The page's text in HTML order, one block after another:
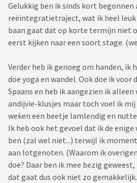
Gelukkig ben ik sinds kort begonnen
reëintegratietraject, wat ik heel leuk
baan gaat dat op korte termijn niet
eerst kijken naar een soort stage.
Verder heb ik genoeg om handen, ik
doe yoga en wandel. Ook doe ik voor
Spaans en heb ik aangezien ik
andijvie-klusjes maar toch voel ik mij
weken een beetje lamlendig en
Ik heb ook het gevoel dat ik de
ben (zal wel niet...) terwijl ik
aan lotgenoten. (Waarom ik
doe? Daar ben ik mee bezig
dat gaat dus ook niet zo